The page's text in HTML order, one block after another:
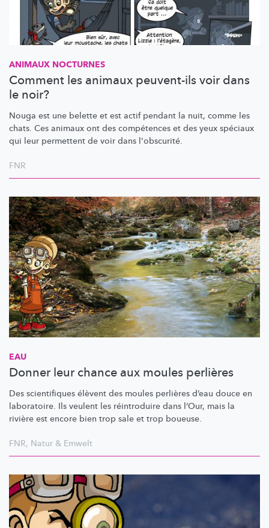
ANIMAUX NOCTURNES
Comment les animaux peuvent-ils voir dans
le noir?
Nouga est une belette et est actif pendant la nuit, comme les
chats. Ces animaux ont des compétences et des yeux spéciaux
qui leur permettent de voir dans l'obscurité.
FNR
EAU
Donner leur chance aux moules perlières
Des scientifiques élèvent des moules perlières d’eau douce en
laboratoire. Ils veulent les réintroduire dans l’Our, mais la
rivière est encore bien trop sale et trop boueuse.
FNR, Natur & Emwelt